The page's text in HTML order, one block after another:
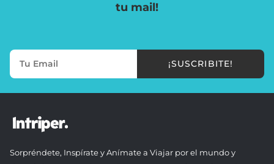
tu mail!
¡SUSCRIBITE!
Sorpréndete, Inspírate y Anímate a Viajar por el mundo y